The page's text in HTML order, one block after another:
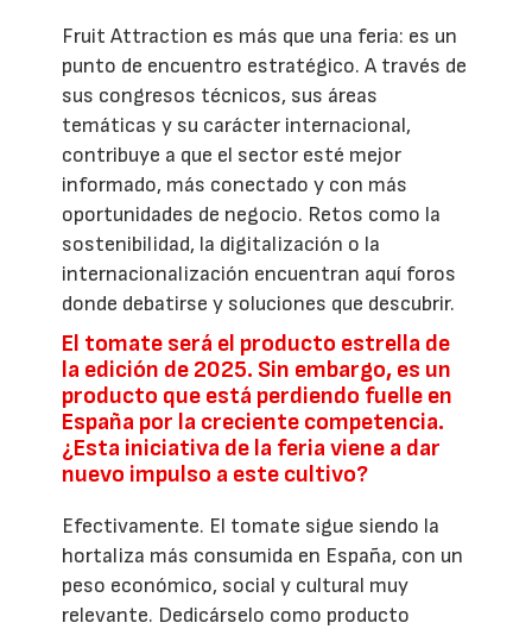
Fruit Attraction es más que una feria: es un
punto de encuentro estratégico. A través de
sus congresos técnicos, sus áreas
temáticas y su carácter internacional,
contribuye a que el sector esté mejor
informado, más conectado y con más
oportunidades de negocio. Retos como la
sostenibilidad, la digitalización o la
internacionalización encuentran aquí foros
donde debatirse y soluciones que descubrir.
El tomate será el producto estrella de
la edición de 2025. Sin embargo, es un
producto que está perdiendo fuelle en
España por la creciente competencia.
¿Esta iniciativa de la feria viene a dar
nuevo impulso a este cultivo?
Efectivamente. El tomate sigue siendo la
hortaliza más consumida en España, con un
peso económico, social y cultural muy
relevante. Dedicárselo como producto